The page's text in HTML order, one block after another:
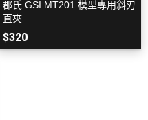
郡氏 GSI MT201 模型專用斜刃
直夾
$320